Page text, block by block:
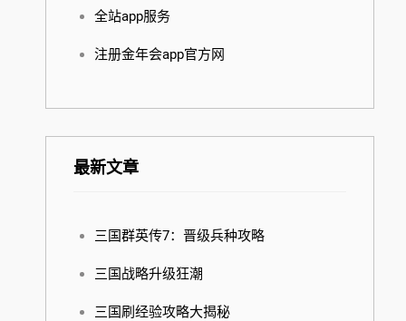
全站app服务
注册金年会app官方网
最新文章
三国群英传7：晋级兵种攻略
三国战略升级狂潮
三国刷经验攻略大揭秘